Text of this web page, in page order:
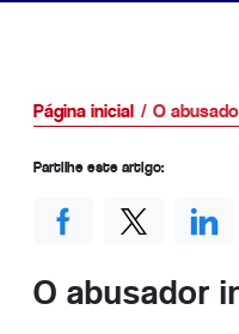
Página inicial O
O abusador
Partilhe este artigo: